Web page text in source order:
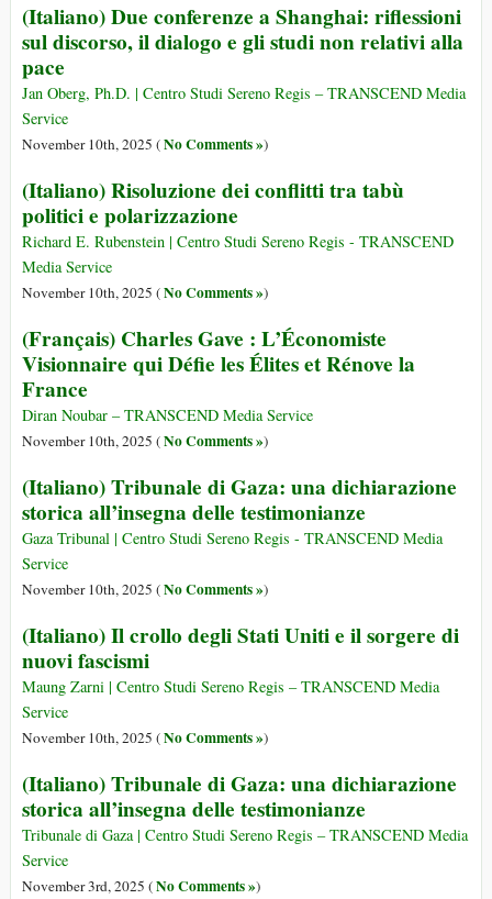
(Italiano) Due conferenze a Shanghai: riflessioni
sul discorso, il dialogo e gli studi non relativi alla
pace
Jan Oberg, Ph.D. | Centro Studi Sereno Regis – TRANSCEND Media
Service
November 10th, 2025 (No Comments »)
(Italiano) Risoluzione dei conflitti tra tabù
politici e polarizzazione
Richard E. Rubenstein | Centro Studi Sereno Regis - TRANSCEND
Media Service
November 10th, 2025 (No Comments »)
(Français) Charles Gave : L’Économiste
Visionnaire qui Défie les Élites et Rénove la
France
Diran Noubar – TRANSCEND Media Service
November 10th, 2025 (No Comments »)
(Italiano) Tribunale di Gaza: una dichiarazione
storica all’insegna delle testimonianze
Gaza Tribunal | Centro Studi Sereno Regis - TRANSCEND Media
Service
November 10th, 2025 (No Comments »)
(Italiano) Il crollo degli Stati Uniti e il sorgere di
nuovi fascismi
Maung Zarni | Centro Studi Sereno Regis – TRANSCEND Media
Service
November 10th, 2025 (No Comments »)
(Italiano) Tribunale di Gaza: una dichiarazione
storica all’insegna delle testimonianze
Tribunale di Gaza | Centro Studi Sereno Regis – TRANSCEND Media
Service
November 3rd, 2025 (No Comments »)